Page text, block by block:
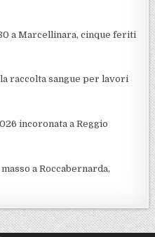
a Marcellinara, cinque feriti
raccolta sangue per lavori
incoronata a Reggio
a Roccabernarda,